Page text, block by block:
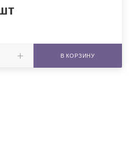
В КОРЗИНУ